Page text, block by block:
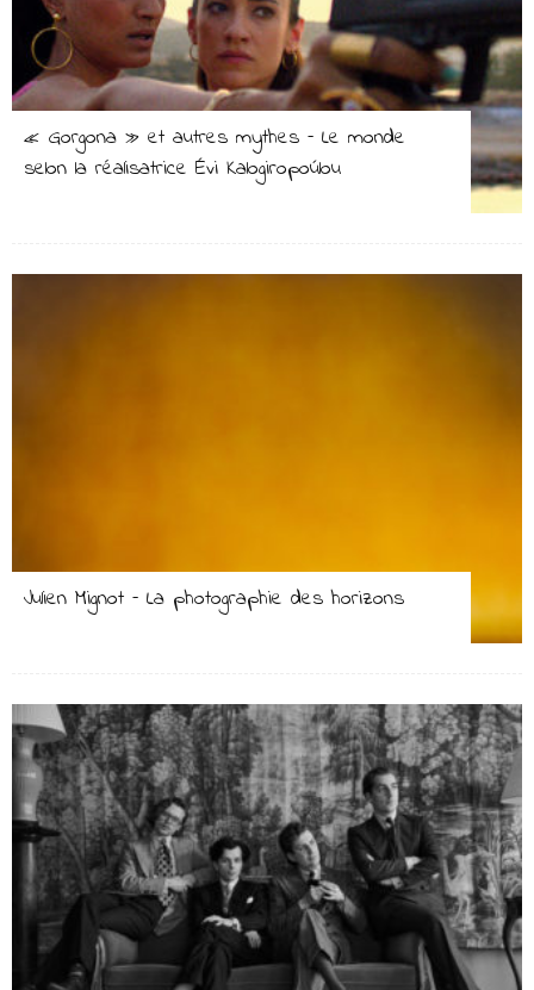
« Gorgona » et autres mythes – Le monde
selon la réalisatrice Évi Kalogiropoúlou
Julien Mignot – La photographie des horizons